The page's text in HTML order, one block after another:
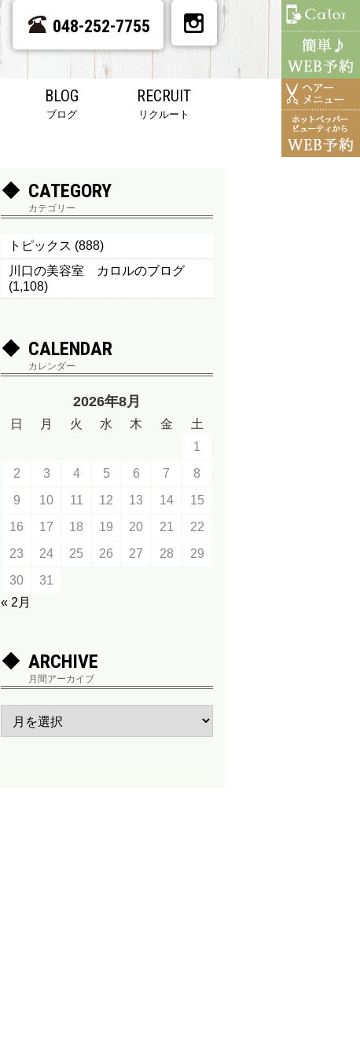
048-252-7755
BLOG
ブログ
RECRUIT
リクルート
CATEGORY
カテゴリー
トピックス (888)
川口の美容室 カロルのブログ
(1,108)
CALENDAR
カレンダー
2026年8月
日 月 火 水 木 金
土
1
2
3 4 5 6 7
8
9
10 11 12 13 14
15
16
17 18 19 20 21
22
23
24 25 26 27 28
29
30
31
« 2月
ARCHIVE
月間アーカイブ